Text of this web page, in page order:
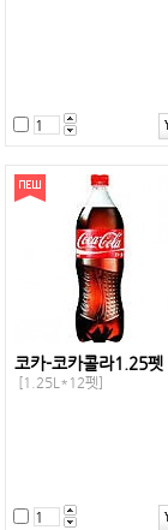
코카-코카콜라1.25펫
[1.25L*12펫]